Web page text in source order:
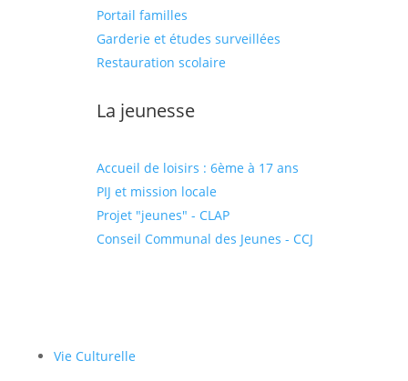
Portail familles
Garderie et études surveillées
Restauration scolaire
La jeunesse
Accueil de loisirs : 6ème à 17 ans
PIJ et mission locale
Projet "jeunes" - CLAP
Conseil Communal des Jeunes - CCJ
Vie Culturelle